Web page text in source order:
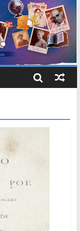
Bor